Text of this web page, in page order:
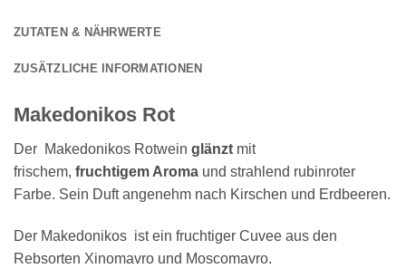
ZUTATEN & NÄHRWERTE
ZUSÄTZLICHE INFORMATIONEN
Makedonikos Rot
Der Makedonikos Rotwein glänzt mit
frischem, fruchtigem Aroma und strahlend rubinroter
Farbe. Sein Duft angenehm nach Kirschen und Erdbeeren.
Der Makedonikos ist ein fruchtiger Cuvee aus den
Rebsorten Xinomavro und Moscomavro.